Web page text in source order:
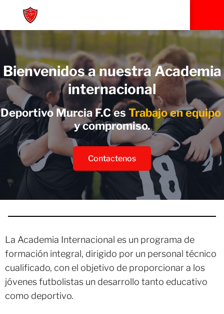
Bienvenidos a nuestra Academia
internacional
Deportivo Murcia F.C esTrabajo en equi|y
compromiso.
Contactenos
La Academia Internacional es un programa de
formación integral, dirigido por un personal técnico
cualificado, con el objetivo de proporcionar a los
jóvenes futbolistas un desarrollo tanto educativo
como deportivo.